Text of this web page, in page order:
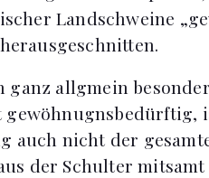
Landschweine
allgmein
auch nicht der
der Schulter mitsamt